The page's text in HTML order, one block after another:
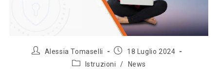
Alessia Tomaselli
18 Luglio 2024
Istruzioni
/ News